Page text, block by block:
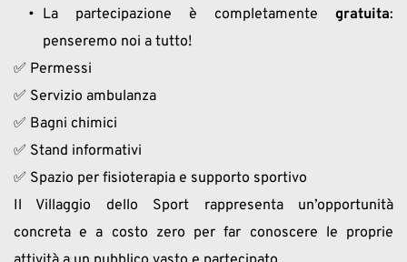
La partecipazione è completamente gratuita:
penseremo noi a tutto!
✅ Permessi
✅ Servizio ambulanza
✅ Bagni chimici
✅ Stand informativi
✅ Spazio per fisioterapia e supporto sportivo
Il Villaggio dello Sport rappresenta un’opportunità
concreta e a costo zero per far conoscere le proprie